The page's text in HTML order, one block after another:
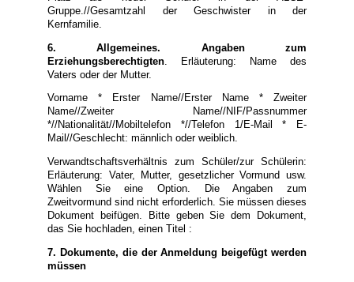
Gruppe.//Gesamtzahl der Geschwister in der
Kernfamilie.
6. Allgemeines. Angaben zum
Erziehungsberechtigten . Erläuterung: Name des
Vaters oder der Mutter.
Vorname * Erster Name//Erster Name * Zweiter
Name//Zweiter Name//NIF/Passnummer
*//Nationalität//Mobiltelefon *//Telefon 1/E-Mail * E-
Mail//Geschlecht: männlich oder weiblich.
Verwandtschaftsverhältnis zum Schüler/zur Schülerin:
Erläuterung: Vater, Mutter, gesetzlicher Vormund usw.
Wählen Sie eine Option. Die Angaben zum
Zweitvormund sind nicht erforderlich. Sie müssen dieses
Dokument beifügen. Bitte geben Sie dem Dokument,
das Sie hochladen, einen Titel :
7. Dokumente, die der Anmeldung beigefügt werden
müssen